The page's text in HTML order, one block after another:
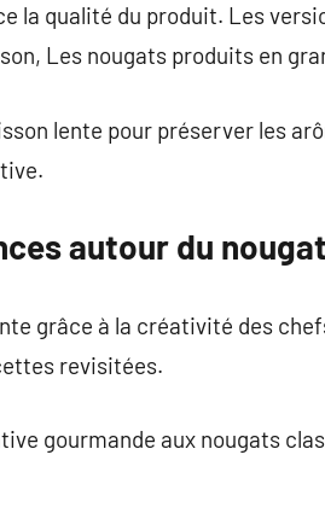
la qualité du produit. Les
Les nougats produits en
lente pour préserver les
autour du nougat
grâce à la créativité des
revisitées.
gourmande aux nougats